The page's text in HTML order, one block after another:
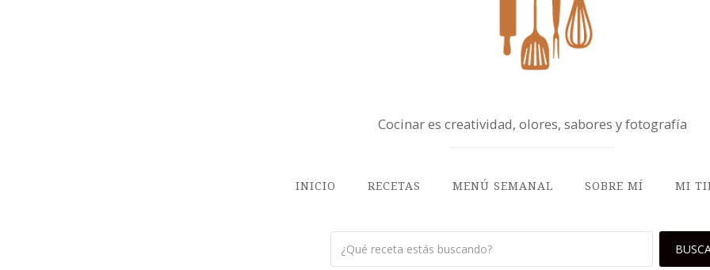
Cocinar es creatividad, olores, sabores y fotografía
INICIO RECETAS MENÚ SEMANAL SOBRE MÍ MI